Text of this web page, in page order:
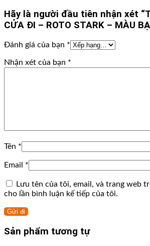
Hãy là người đầu tiên nhận xét
CỬA ĐI – ROTO STARK – MÀU
Đánh giá của bạn *
Nhận xét của bạn *
Tên *
Email *
Lưu tên của tôi, email, và trang web
cho lần bình luận kế tiếp của tôi.
Sản phẩm tương tự